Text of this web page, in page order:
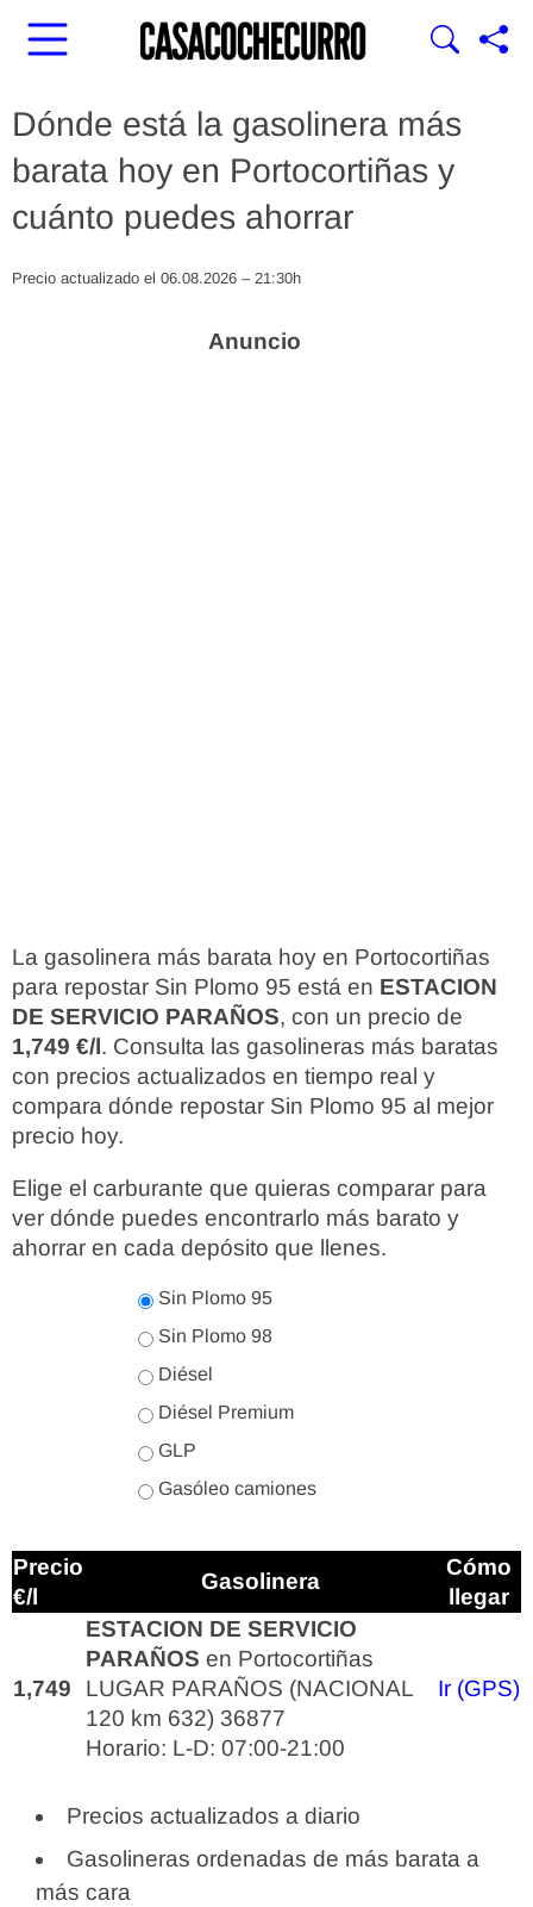
Dónde está la gasolinera más
barata hoy en Portocortiñas y
cuánto puedes ahorrar
Precio actualizado el 06.08.2026 – 21:30h
La gasolinera más barata hoy en Portocortiñas
para repostar Sin Plomo 95 está en ESTACION
DE SERVICIO PARAÑOS, con un precio de
1,749 €/l. Consulta las gasolineras más baratas
con precios actualizados en tiempo real y
compara dónde repostar Sin Plomo 95 al mejor
precio hoy.
Elige el carburante que quieras comparar para
ver dónde puedes encontrarlo más barato y
ahorrar en cada depósito que llenes.
Sin Plomo 95
Sin Plomo 98
Diésel
Diésel Premium
GLP
Gasóleo camiones
Precio
€/l
Gasolinera
Cómo
llegar
1,749
ESTACION DE SERVICIO
PARAÑOS en Portocortiñas
LUGAR PARAÑOS (NACIONAL
120 km 632) 36877
Horario: L-D: 07:00-21:00
Ir (GPS)
Precios actualizados a diario
Gasolineras ordenadas de más barata a
más cara